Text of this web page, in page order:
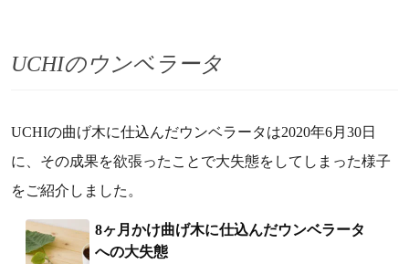
UCHIのウンベラータ
UCHIの曲げ木に仕込んだウンベラータは2020年6月30日
に、その成果を欲張ったことで大失態をしてしまった様子
をご紹介しました。
8ヶ月かけ曲げ木に仕込んだウンベラータ
への大失態